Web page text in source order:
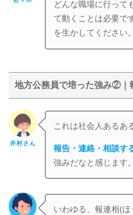
どんな職場に行って
て動くことは必要で
を生かしてください。
地方公務員で培った強み②｜
井村さん
これは社会人あるあ
報告・連絡・相談す
強みだなと感じます。
いわゆる、報連相(